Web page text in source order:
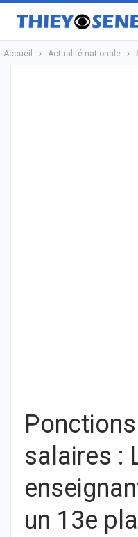
Accueil Actualité nationale
salaires :
un 13e